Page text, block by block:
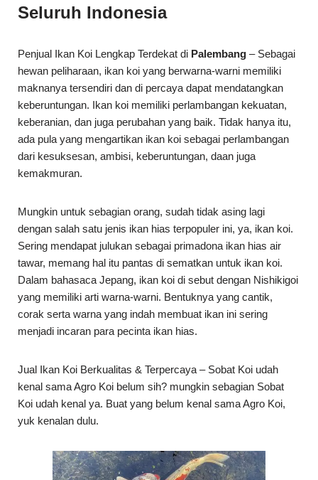
Seluruh Indonesia
Penjual Ikan Koi Lengkap Terdekat di Palembang – Sebagai
hewan peliharaan, ikan koi yang berwarna-warni memiliki
maknanya tersendiri dan di percaya dapat mendatangkan
keberuntungan. Ikan koi memiliki perlambangan kekuatan,
keberanian, dan juga perubahan yang baik. Tidak hanya itu,
ada pula yang mengartikan ikan koi sebagai perlambangan
dari kesuksesan, ambisi, keberuntungan, daan juga
kemakmuran.
Mungkin untuk sebagian orang, sudah tidak asing lagi
dengan salah satu jenis ikan hias terpopuler ini, ya, ikan koi.
Sering mendapat julukan sebagai primadona ikan hias air
tawar, memang hal itu pantas di sematkan untuk ikan koi.
Dalam bahasaca Jepang, ikan koi di sebut dengan Nishikigoi
yang memiliki arti warna-warni. Bentuknya yang cantik,
corak serta warna yang indah membuat ikan ini sering
menjadi incaran para pecinta ikan hias.
Jual Ikan Koi Berkualitas & Terpercaya – Sobat Koi udah
kenal sama Agro Koi belum sih? mungkin sebagian Sobat
Koi udah kenal ya. Buat yang belum kenal sama Agro Koi,
yuk kenalan dulu.